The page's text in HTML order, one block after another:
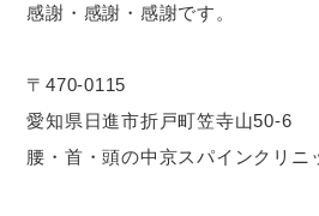
感謝・感謝・感謝です。
〒470-0115
愛知県日進市折戸町笠寺山50-6
腰・首・頭の中京スパインクリニ